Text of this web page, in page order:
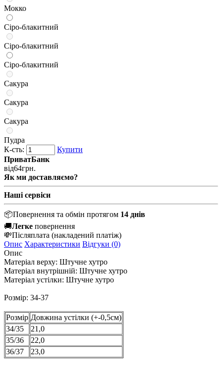
Мокко
Сіро-блакитний
Сіро-блакитний
Сіро-блакитний
Сакура
Сакура
Сакура
Пудра
К-сть:
Купити
ПриватБанк
від64грн.
Як ми доставляємо?
Наші сервіси
📦Повернення та обмін протягом 14 днів
🚚Легке повернення
💸Післяплата (накладений платіж)
Опис Характеристики Відгуки (0)
Опис
Матеріал верху: Штучне хутро
Матеріал внутрішній: Штучне хутро
Матеріал устілки: Штучне хутро
Розмір: 34-37
Розмір Довжина устілки (+-0,5см)
34/35
21,0
35/36
22,0
36/37
23,0